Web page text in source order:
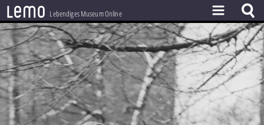
lemo Lebendiges Museum Online
ZEITSTRAHL
THEMEN
ZEITZEUGEN
BESTAND